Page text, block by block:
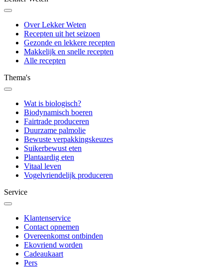
Over Lekker Weten
Recepten uit het seizoen
Gezonde en lekkere recepten
Makkelijk en snelle recepten
Alle recepten
Thema's
Wat is biologisch?
Biodynamisch boeren
Fairtrade produceren
Duurzame palmolie
Bewuste verpakkingskeuzes
Suikerbewust eten
Plantaardig eten
Vitaal leven
Vogelvriendelijk produceren
Service
Klantenservice
Contact opnemen
Overeenkomst ontbinden
Ekovriend worden
Cadeaukaart
Pers